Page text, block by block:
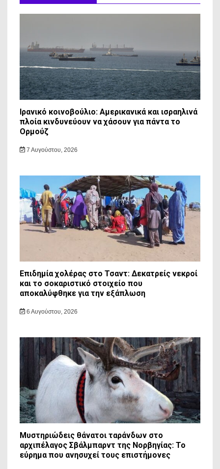
Ιρανικό κοινοβούλιο: Αμερικανικά και ισραηλινά
πλοία κινδυνεύουν να χάσουν για πάντα το
Ορμούζ
7 Αυγούστου, 2026
Επιδημία χολέρας στο Τσαντ: Δεκατρείς νεκροί
και το σοκαριστικό στοιχείο που
αποκαλύφθηκε για την εξάπλωση
6 Αυγούστου, 2026
Μυστηριώδεις θάνατοι ταράνδων στο
αρχιπέλαγος Σβάλμπαρντ της Νορβηγίας: Το
εύρημα που ανησυχεί τους επιστήμονες